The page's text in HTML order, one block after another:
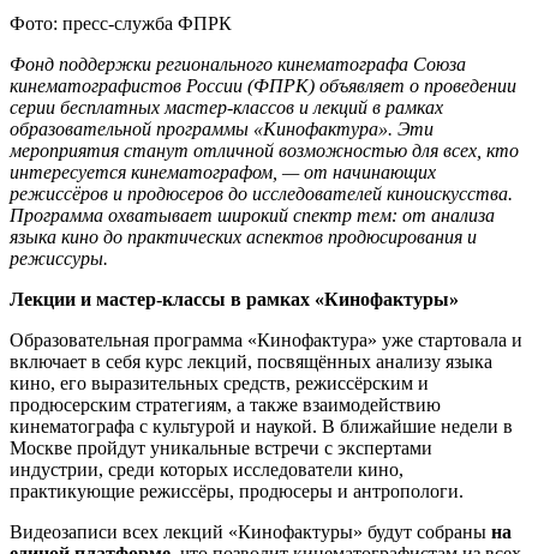
Фото: пресс-служба ФПРК
Фонд поддержки регионального кинематографа Союза
кинематографистов России (ФПРК) объявляет о проведении
серии бесплатных мастер-классов и лекций в рамках
образовательной программы «Кинофактура». Эти
мероприятия станут отличной возможностью для всех, кто
интересуется кинематографом, — от начинающих
режиссёров и продюсеров до исследователей киноискусства.
Программа охватывает широкий спектр тем: от анализа
языка кино до практических аспектов продюсирования и
режиссуры.
Лекции и мастер-классы в рамках «Кинофактуры»
Образовательная программа «Кинофактура» уже стартовала и
включает в себя курс лекций, посвящённых анализу языка
кино, его выразительных средств, режиссёрским и
продюсерским стратегиям, а также взаимодействию
кинематографа с культурой и наукой. В ближайшие недели в
Москве пройдут уникальные встречи с экспертами
индустрии, среди которых исследователи кино,
практикующие режиссёры, продюсеры и антропологи.
Видеозаписи всех лекций «Кинофактуры» будут собраны на